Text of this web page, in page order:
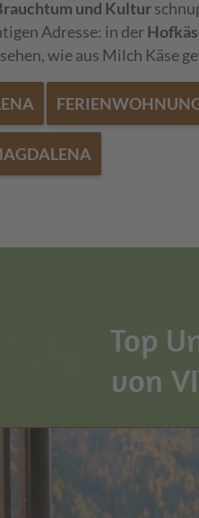
und Kultur
Adresse: in der
wie aus Milch Käse
Top
von